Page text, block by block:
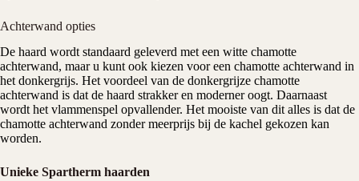
Achterwand opties
De haard wordt standaard geleverd met een witte chamotte
achterwand, maar u kunt ook kiezen voor een chamotte achterwand in
het donkergrijs. Het voordeel van de donkergrijze chamotte
achterwand is dat de haard strakker en moderner oogt. Daarnaast
wordt het vlammenspel opvallender. Het mooiste van dit alles is dat de
chamotte achterwand zonder meerprijs bij de kachel gekozen kan
worden.
Unieke Spartherm haarden